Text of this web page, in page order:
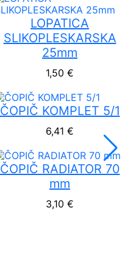
LOPATICA
SLIKOPLESKARSKA
25mm
1,50 €
ČOPIČ KOMPLET 5/1
6,41 €
ČOPIČ RADIATOR 70
mm
3,10 €